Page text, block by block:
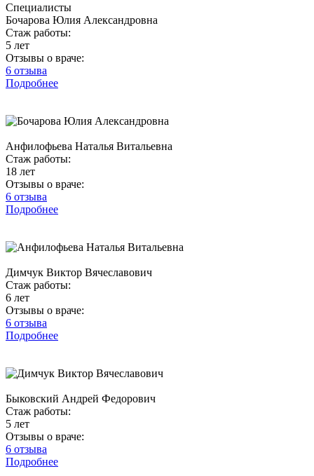
Специалисты
Бочарова Юлия Александровна
Стаж работы:
5 лет
Отзывы о враче:
6 отзыва
Подробнее
Анфилофьева Наталья Витальевна
Стаж работы:
18 лет
Отзывы о враче:
6 отзыва
Подробнее
Димчук Виктор Вячеславович
Стаж работы:
6 лет
Отзывы о враче:
6 отзыва
Подробнее
Быковский Андрей Федорович
Стаж работы:
5 лет
Отзывы о враче:
6 отзыва
Подробнее